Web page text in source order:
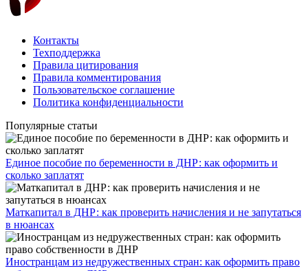
Контакты
Техподдержка
Правила цитирования
Правила комментирования
Пользовательское соглашение
Политика конфиденциальности
Популярные статьи
Единое пособие по беременности в ДНР: как оформить и
сколько заплатят
​Маткапитал в ДНР: как проверить начисления и не запутаться
в нюансах
Иностранцам из недружественных стран: как оформить право